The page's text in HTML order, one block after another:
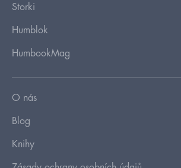
Storki
Humblok
HumbookMag
O nás
Blog
Knihy